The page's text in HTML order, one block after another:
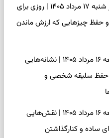
فال سرنوشت امروز شنبه ۱۷ مرداد ۱۴۰۵ | روزی برای
و حفظ چیزهایی که ارزش ماندن
فال اسم امروز جمعه ۱۶ مرداد ۱۴۰۵ | نشانه‌هایی
حفظ سلیقه شخصی و
فال چای امروز جمعه ۱۶ مرداد ۱۴۰۵ | نقش‌هایی
ساده و کنارگذاشتن